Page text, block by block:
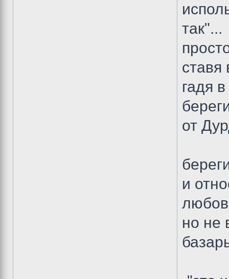
так"...
ставя
гадя
от
и
но не